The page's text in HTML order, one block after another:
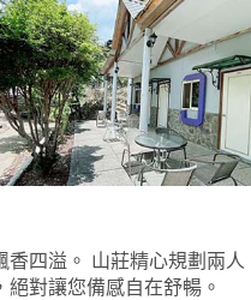
四溢。 山莊精心規劃兩
對讓您備感自在舒暢。